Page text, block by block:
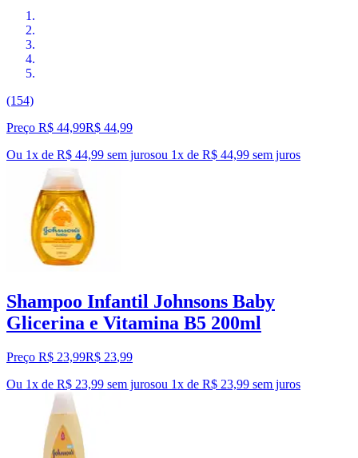
(154)
Preço R$ 44,99R$ 44,99
Ou 1x de R$ 44,99 sem jurosou 1x de R$ 44,99 sem juros
Shampoo Infantil Johnsons Baby
Glicerina e Vitamina B5 200ml
Preço R$ 23,99R$ 23,99
Ou 1x de R$ 23,99 sem jurosou 1x de R$ 23,99 sem juros